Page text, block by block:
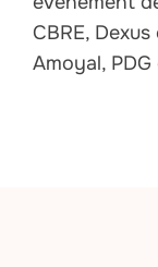
CBRE,
Amoyal,